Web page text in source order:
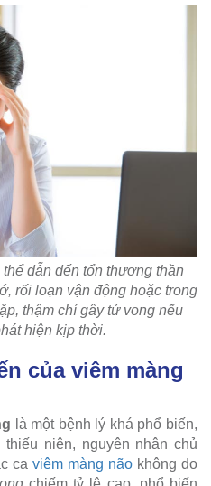
dẫn đến tổn thương thần
rối loạn vận động hoặc trong
thậm chí gây tử vong nếu
hiện kịp thời.
của viêm màng
là một bệnh lý khá phổ biến,
niên, nguyên nhân chủ
ca viêm màng não không do